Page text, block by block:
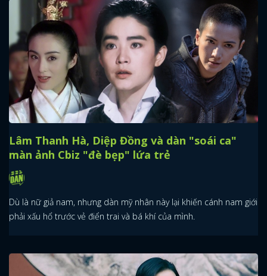
Lâm Thanh Hà, Diệp Đồng và dàn "soái ca"
màn ảnh Cbiz "đè bẹp" lứa trẻ
Dù là nữ giả nam, nhưng dàn mỹ nhân này lại khiến cánh nam giới
phải xấu hổ trước vẻ điển trai và bá khí của mình.